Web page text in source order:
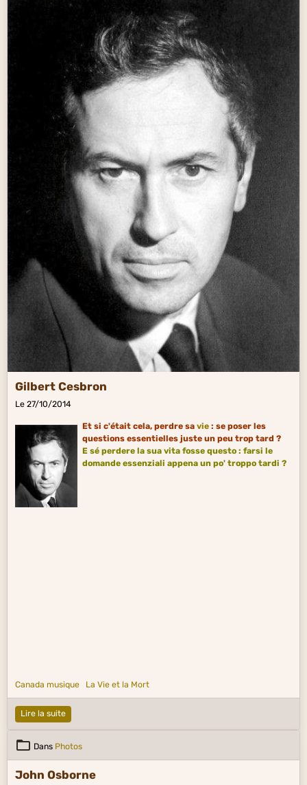
Gilbert Cesbron
Le 27/10/2014
Et si c'était cela, perdre sa vie: se poser les
questions essentielles juste un peu trop tard ?
E sé perdere la sua vita fosse questo : farsi le
domande essenziali appena un po' troppo tardi ?
Canada musique La Vie et la Mort
Lire la suite
Dans Photos
John Osborne